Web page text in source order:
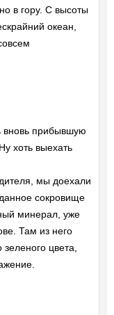
в гору. С высоты
океан,
вновь прибывшую
хоть выехать
мы доехали
сокровище
минерал, уже
Там из него
цвета,